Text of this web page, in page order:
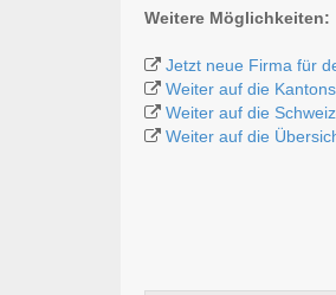
Weitere Möglichkeiten:
Jetzt neue Firma für
Weiter auf die
Weiter auf die
Weiter auf die